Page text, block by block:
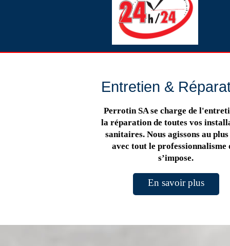
Entretien &
Perrotin SA se charge de
la réparation de toutes vos
sanitaires. Nous agissons au
avec tout le professionnalisme
s’impose.
En savoir plus